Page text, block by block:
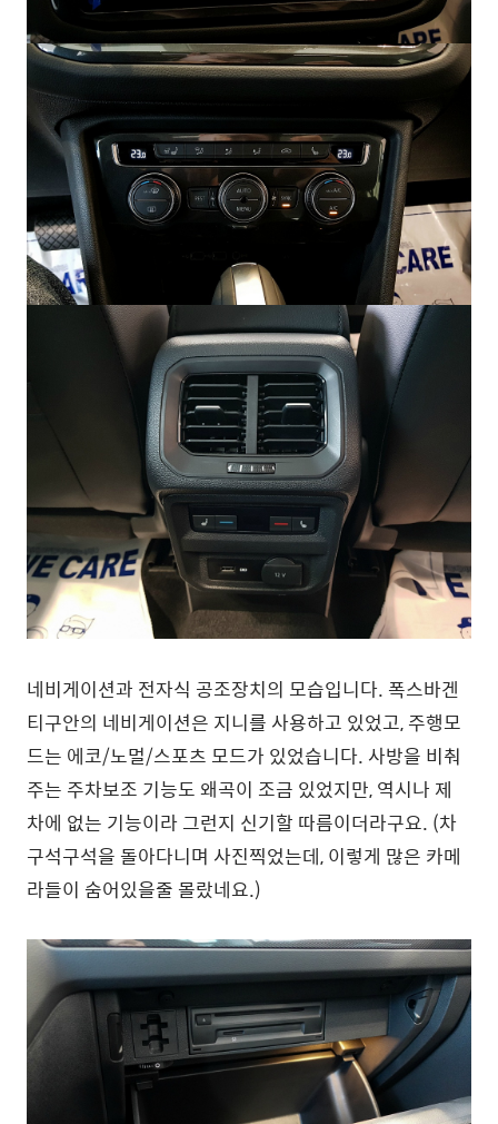
네비게이션과 전자식 공조장치의 모습입니다. 폭스바겐
티구안의 네비게이션은 지니를 사용하고 있었고, 주행모
드는 에코/노멀/스포츠 모드가 있었습니다. 사방을 비춰
주는 주차보조 기능도 왜곡이 조금 있었지만, 역시나 제
차에 없는 기능이라 그런지 신기할 따름이더라구요. (차
구석구석을 돌아다니며 사진찍었는데, 이렇게 많은 카메
라들이 숨어있을줄 몰랐네요.)